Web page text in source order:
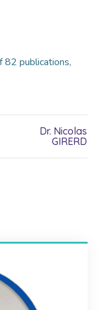
publications,
Dr. Nicolas
GIRERD